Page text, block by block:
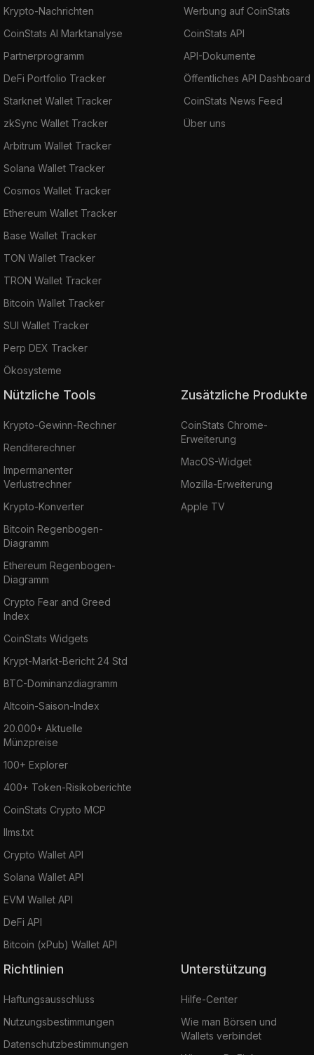
Krypto-Nachrichten
CoinStats AI Marktanalyse
Partnerprogramm
DeFi Portfolio Tracker
Starknet Wallet Tracker
zkSync Wallet Tracker
Arbitrum Wallet Tracker
Solana Wallet Tracker
Cosmos Wallet Tracker
Ethereum Wallet Tracker
Base Wallet Tracker
TON Wallet Tracker
TRON Wallet Tracker
Bitcoin Wallet Tracker
SUI Wallet Tracker
Perp DEX Tracker
Ökosysteme
Werbung auf CoinStats
CoinStats API
API-Dokumente
Öffentliches API Dashboard
CoinStats News Feed
Über uns
Nützliche Tools
Krypto-Gewinn-Rechner
Renditerechner
Impermanenter
Verlustrechner
Krypto-Konverter
Bitcoin Regenbogen-
Diagramm
Ethereum Regenbogen-
Diagramm
Crypto Fear and Greed
Index
CoinStats Widgets
Krypt-Markt-Bericht 24 Std
BTC-Dominanzdiagramm
Altcoin-Saison-Index
20.000+ Aktuelle
Münzpreise
100+ Explorer
400+ Token-Risikoberichte
CoinStats Crypto MCP
llms.txt
Crypto Wallet API
Solana Wallet API
EVM Wallet API
DeFi API
Bitcoin (xPub) Wallet API
Zusätzliche Produkte
CoinStats Chrome-
Erweiterung
MacOS-Widget
Mozilla-Erweiterung
Apple TV
Richtlinien
Haftungsausschluss
Nutzungsbestimmungen
Datenschutzbestimmungen
Unterstützung
Hilfe-Center
Wie man Börsen und
Wallets verbindet